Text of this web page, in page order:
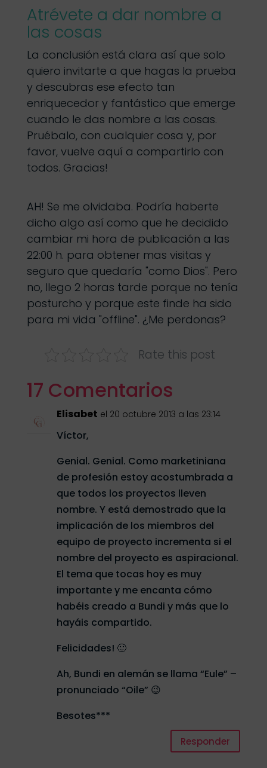
Atrévete a dar nombre a
las cosas
La conclusión está clara así que solo
quiero invitarte a que hagas la prueba
y descubras ese efecto tan
enriquecedor y fantástico que emerge
cuando le das nombre a las cosas.
Pruébalo, con cualquier cosa y, por
favor, vuelve aquí a compartirlo con
todos. Gracias!
AH! Se me olvidaba. Podría haberte
dicho algo así como que he decidido
cambiar mi hora de publicación a las
22:00 h. para obtener mas visitas y
seguro que quedaría "como Dios". Pero
no, llego 2 horas tarde porque no tenía
posturcho y porque este finde ha sido
para mi vida "offline". ¿Me perdonas?
Rate this post
17 Comentarios
Elisabet el 20 octubre 2013 a las 23:14
Víctor,
Genial. Genial. Como marketiniana
de profesión estoy acostumbrada a
que todos los proyectos lleven
nombre. Y está demostrado que la
implicación de los miembros del
equipo de proyecto incrementa si el
nombre del proyecto es aspiracional.
El tema que tocas hoy es muy
importante y me encanta cómo
habéis creado a Bundi y más que lo
hayáis compartido.
Felicidades! 🙂
Ah, Bundi en alemán se llama “Eule” –
pronunciado “Oile” 😉
Besotes***
Responder